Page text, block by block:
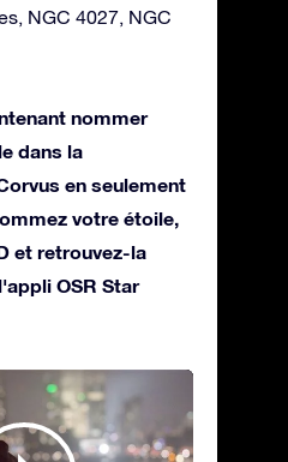
NGC 4027, NGC
nommer
dans la
en seulement
votre étoile,
et retrouvez-la
OSR Star